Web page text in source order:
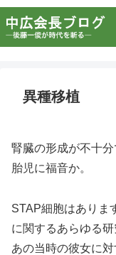
異種移植
腎臓の形成が不十
胎児に福音か。
STAP細胞はありま
に関するあらゆる
あの当時の彼女に